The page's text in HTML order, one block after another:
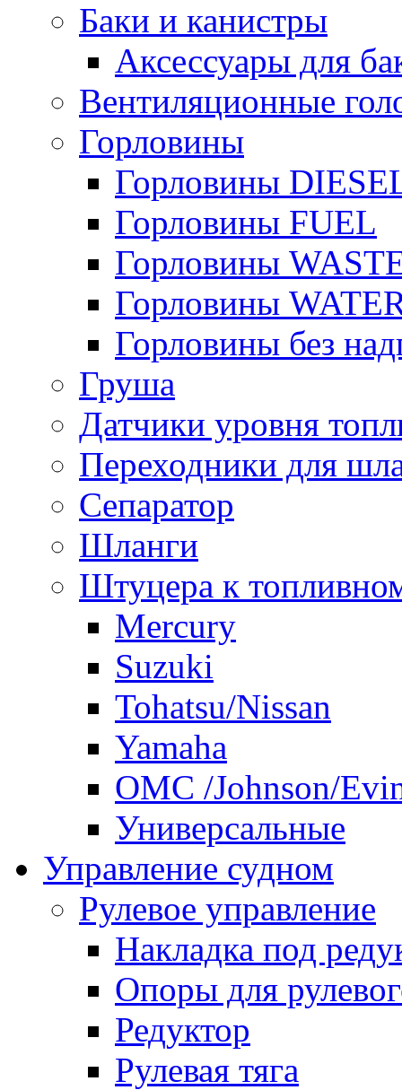
Баки и канистры
Аксессуары для
Вентиляционные
Горловины
Горловины
Горловины FUEL
Горловины
Горловины
Горловины без
Груша
Датчики уровня
Переходники для
Сепаратор
Шланги
Штуцера к
Mercury
Suzuki
Tohatsu/Nissan
Yamaha
ОМС /Johnson/
Универсальные
Управление судном
Рулевое управление
Накладка под
Опоры для
Редуктор
Рулевая тяга